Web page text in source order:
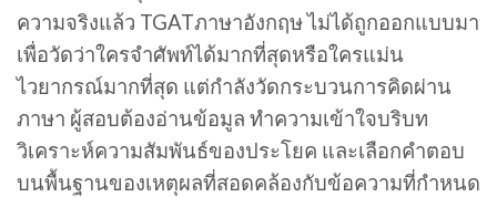
ความจริงแล้ว TGATภาษาอังกฤษ ไม่ได้ถูกออกแบบมา
เพื่อวัดว่าใครจำศัพท์ได้มากที่สุดหรือใครแม่น
ไวยากรณ์มากที่สุด แต่กำลังวัดกระบวนการคิดผ่าน
ภาษา ผู้สอบต้องอ่านข้อมูล ทำความเข้าใจบริบท
วิเคราะห์ความสัมพันธ์ของประโยค และเลือกคำตอบ
บนพื้นฐานของเหตุผลที่สอดคล้องกับข้อความที่กำหนด